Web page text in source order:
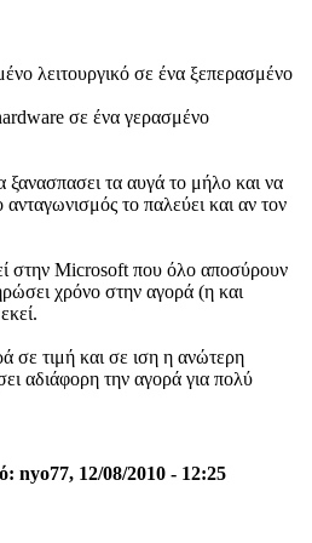
λειτουργικό σε ένα ξεπερασμένο
σε ένα γερασμένο
τα αυγά το μήλο και να
ανταγωνισμός το παλεύει και αν τον
στην Microsoft που όλο αποσύρουν
χρόνο στην αγορά (η και
σε τιμή και σε ιση η ανώτερη
αδιάφορη την αγορά για πολύ
nyo77, 12/08/2010 - 12:25